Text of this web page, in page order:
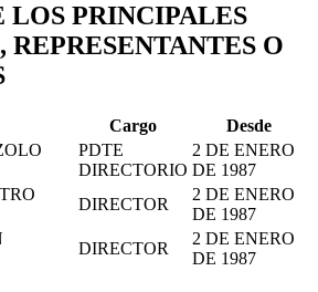
LOS PRINCIPALES
REPRESENTANTES O
Cargo
Desde
PDTE
DIRECTORIO
2 DE ENERO
DE 1987
DIRECTOR
2 DE ENERO
DE 1987
DIRECTOR
2 DE ENERO
DE 1987